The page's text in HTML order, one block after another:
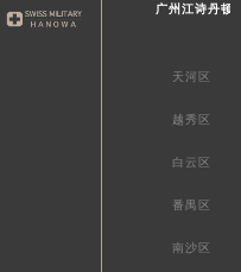
广州江诗丹顿
天河区
越秀区
白云区
番禺区
南沙区